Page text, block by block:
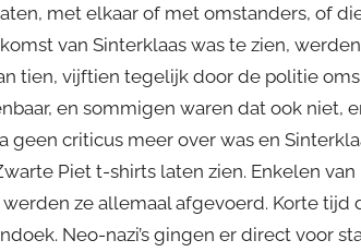
met elkaar of met omstanders, of
van Sinterklaas was te zien,
tien, vijftien tegelijk door de politie
en sommigen waren dat ook niet,
geen criticus meer over was en
Piet t-shirts laten zien. Enkelen van
ze allemaal afgevoerd. Korte tijd
Neo-nazi’s gingen er direct voor